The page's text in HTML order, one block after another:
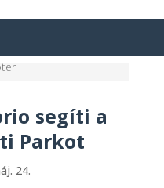
segíti a
Parkot
24.